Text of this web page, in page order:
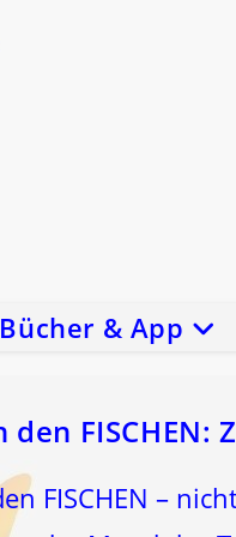
Bücher & App
FISCHEN:
FISCHEN –